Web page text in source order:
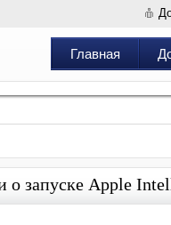
Главная
о запуске Apple